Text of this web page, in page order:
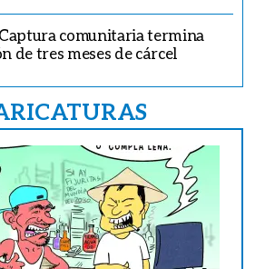
comunitaria termina
de tres meses de cárcel